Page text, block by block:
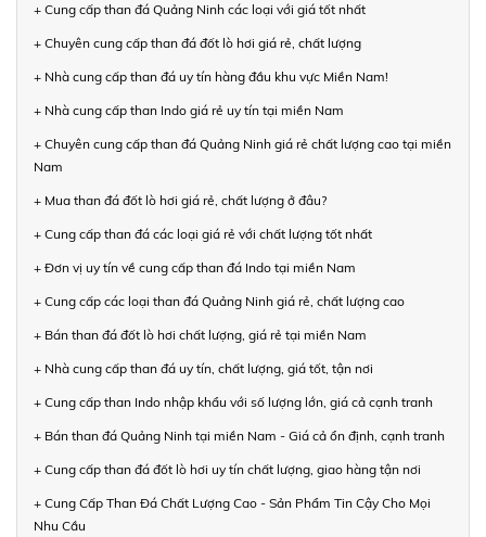
+ Cung cấp than đá Quảng Ninh các loại với giá tốt nhất
+ Chuyên cung cấp than đá đốt lò hơi giá rẻ, chất lượng
+ Nhà cung cấp than đá uy tín hàng đầu khu vực Miền Nam!
+ Nhà cung cấp than Indo giá rẻ uy tín tại miền Nam
+ Chuyên cung cấp than đá Quảng Ninh giá rẻ chất lượng cao tại miền
Nam
+ Mua than đá đốt lò hơi giá rẻ, chất lượng ở đâu?
+ Cung cấp than đá các loại giá rẻ với chất lượng tốt nhất
+ Đơn vị uy tín về cung cấp than đá Indo tại miền Nam
+ Cung cấp các loại than đá Quảng Ninh giá rẻ, chất lượng cao
+ Bán than đá đốt lò hơi chất lượng, giá rẻ tại miền Nam
+ Nhà cung cấp than đá uy tín, chất lượng, giá tốt, tận nơi
+ Cung cấp than Indo nhập khẩu với số lượng lớn, giá cả cạnh tranh
+ Bán than đá Quảng Ninh tại miền Nam - Giá cả ổn định, cạnh tranh
+ Cung cấp than đá đốt lò hơi uy tín chất lượng, giao hàng tận nơi
+ Cung Cấp Than Đá Chất Lượng Cao - Sản Phẩm Tin Cậy Cho Mọi
Nhu Cầu